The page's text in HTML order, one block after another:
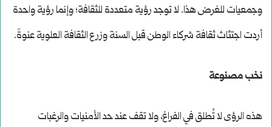
وجمعيات للغرض هذا. لا توجد رؤية متعددة للثقافة؛ وإنما رؤية واحدة
أردت اجتثاث ثقافة شركاء الوطن قبل السنة وزرع الثقافة العلوية عنوةً.
نخب مصنوعة
هذه الرؤى لا تُطلق في الفراغ، ولا تقف عند حد الأمنيات والرغبات